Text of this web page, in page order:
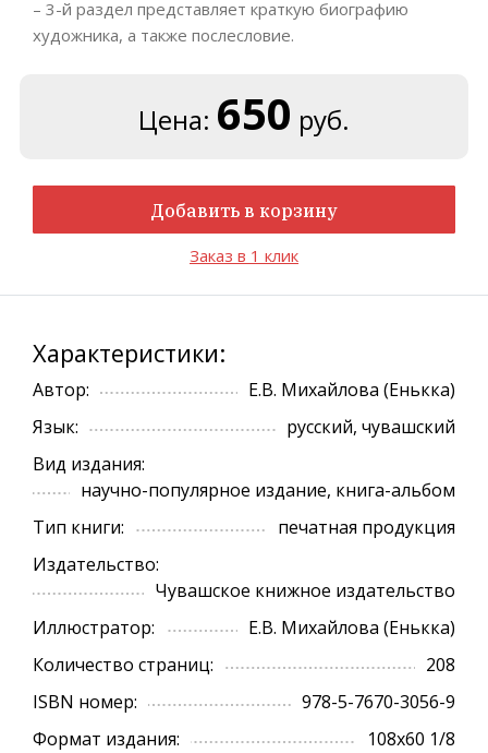
– 3-й раздел представляет краткую биографию
художника, а также послесловие.
Цена: 650 руб.
Добавить в корзину
Заказ в 1 клик
Характеристики:
Автор:
Е.В. Михайлова (Енькка)
Язык:
русский, чувашский
Вид издания:
научно-популярное издание, книга-альбом
Тип книги:
печатная продукция
Издательство:
Чувашское книжное издательство
Иллюстратор:
Е.В. Михайлова (Енькка)
Количество страниц:
208
ISBN номер:
978-5-7670-3056-9
Формат издания:
108х60 1/8